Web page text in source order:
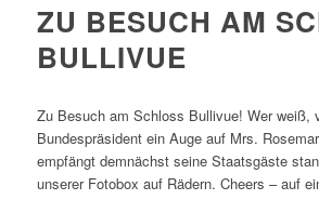
ZU BESUCH AM
BULLIVUE
Zu Besuch am Schloss Bullivue! Wer weiß,
Bundespräsident ein Auge auf Mrs.
empfängt demnächst seine Staatsgäste
unserer Fotobox auf Rädern. Cheers – auf